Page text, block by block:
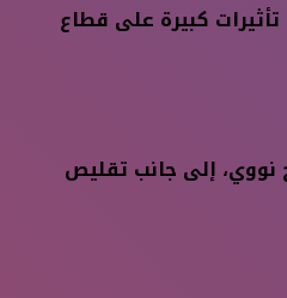
كبيرة على قطاع
نووي، إلى جانب تقليص